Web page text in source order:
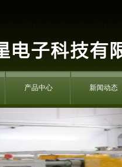
产品中心 新闻动态